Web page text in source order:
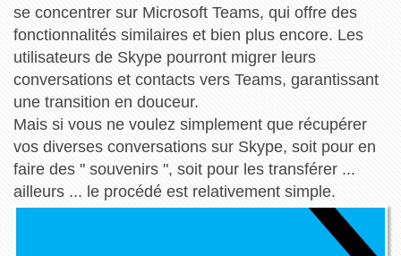
se concentrer sur Microsoft Teams, qui offre des
fonctionnalités similaires et bien plus encore. Les
utilisateurs de Skype pourront migrer leurs
conversations et contacts vers Teams, garantissant
une transition en douceur.
Mais si vous ne voulez simplement que récupérer
vos diverses conversations sur Skype, soit pour en
faire des " souvenirs ", soit pour les transférer ...
ailleurs ... le procédé est relativement simple.